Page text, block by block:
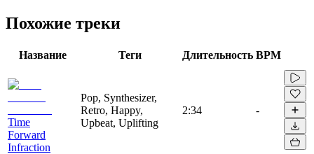
Похожие треки
Название Теги Длительность BPM
Time
Forward
Infraction
Pop, Synthesizer,
Retro, Happy,
Upbeat, Uplifting
2:34 -